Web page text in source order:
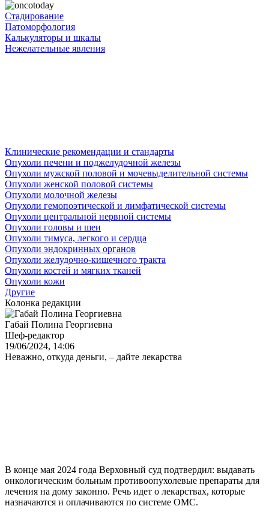
Стадирование
Патоморфология
Калькуляторы и шкалы
Нежелательные явления
Клинические рекомендации и стандарты
Опухоли печени и поджелудочной железы
Опухоли мужской половой и мочевыделительной системы
Опухоли женской половой системы
Опухоли молочной железы
Опухоли гемопоэтической и лимфатической системы
Опухоли центральной нервной системы
Опухоли головы и шеи
Опухоли тимуса, легкого и сердца
Опухоли эндокринных органов
Опухоли желудочно-кишечного тракта
Опухоли костей и мягких тканей
Опухоли кожи
Другие
Колонка редакции
Габай Полина Георгиевна
Шеф-редактор
19/06/2024, 14:06
Неважно, откуда деньги, – дайте лекарства
В конце мая 2024 года Верховный суд подтвердил: выдавать
онкологическим больным противоопухолевые препараты для
лечения на дому законно. Речь идет о лекарствах, которые
назначаются и оплачиваются по системе ОМС.